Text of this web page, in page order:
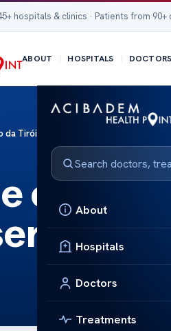
hospitals & clinics · Patients from
ABOUT HOSPITALS DOCTORS
About
Hospitals
Doctors
Treatments
da Tiróide pode ser prevenido?
é que